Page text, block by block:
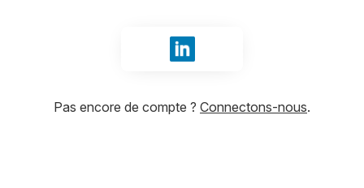
Se connecter avec LinkedIn
Pas encore de compte ? Connectons-nous.